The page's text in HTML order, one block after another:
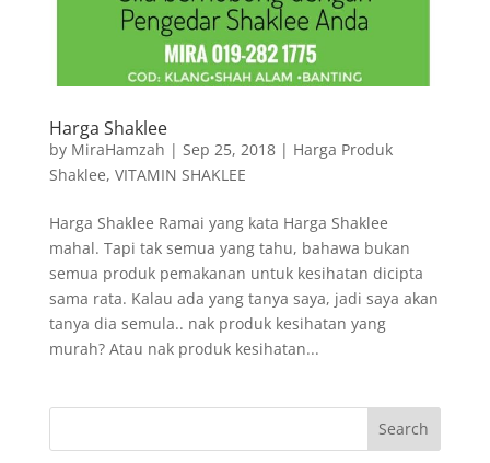
Harga Shaklee
by MiraHamzah | Sep 25, 2018| Harga Produk
Shaklee, VITAMIN SHAKLEE
Harga Shaklee Ramai yang kata Harga Shaklee
mahal. Tapi tak semua yang tahu, bahawa bukan
semua produk pemakanan untuk kesihatan dicipta
sama rata. Kalau ada yang tanya saya, jadi saya akan
tanya dia semula.. nak produk kesihatan yang
murah? Atau nak produk kesihatan...